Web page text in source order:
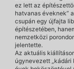
ez lett az
hatvanas éveknek”
csupán egy újfajta
építészetében,
nemzetközi
jelentette.
Az aktuális
úgynevezett „kádári